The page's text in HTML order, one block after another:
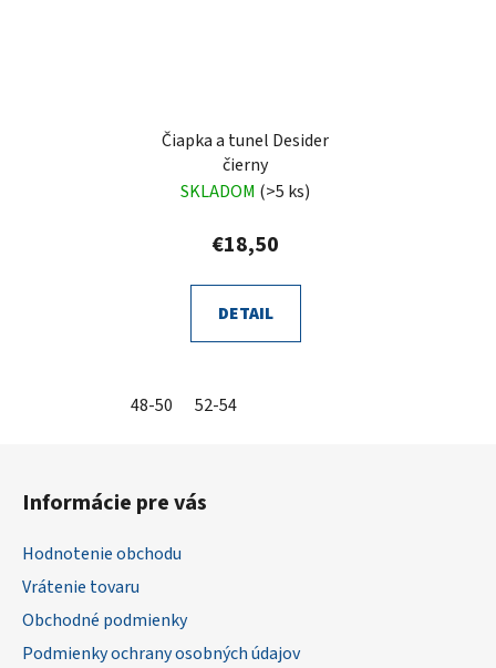
Čiapka a tunel Desider
čierny
SKLADOM (>5 ks)
€18,50
DETAIL
48-50 52-54
Informácie pre vás
Hodnotenie obchodu
Vrátenie tovaru
Obchodné podmienky
Podmienky ochrany osobných údajov